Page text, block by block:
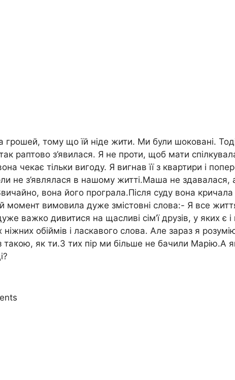
тому що їй ніде жити. Ми були шоковані.
раптово з’явилася. Я не проти, щоб мати
чекає тільки вигоду. Я вигнав її з квартири і
не з’являлася в нашому житті.Маша не здавалася,
вона його програла.Після суду вона кричала
момент вимовила дуже змістовні слова:- Я все
важко дивитися на щасливі сім’ї друзів, у яких є
ніжних обіймів і ласкавого слова. Але зараз я
такою, як ти.З тих пір ми більше не бачили Марію.А